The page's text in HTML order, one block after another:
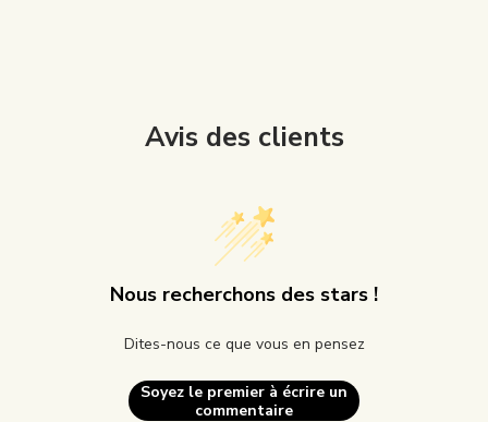
Avis des clients
Nous recherchons des stars !
Dites-nous ce que vous en pensez
Soyez le premier à écrire un
commentaire